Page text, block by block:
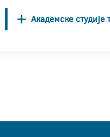
Академске студије